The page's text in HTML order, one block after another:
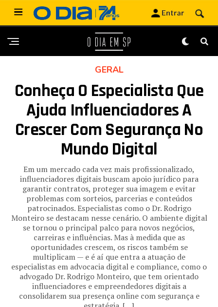
GERAL
Conheça O Especialista Que
Ajuda Influenciadores A
Crescer Com Segurança No
Mundo Digital
Em um mercado cada vez mais profissionalizado,
influenciadores digitais buscam apoio jurídico para
garantir contratos, proteger sua imagem e evitar
problemas com sorteios, parcerias e conteúdos
patrocinados. Especialistas como o Dr. Rodrigo
Monteiro se destacam nesse cenário. O ambiente digital
se tornou o principal palco para novos negócios,
carreiras e influências. Mas à medida que as
oportunidades crescem, os riscos também se
multiplicam — e é aí que entra a atuação de
especialistas em advocacia digital e compliance, como o
advogado Dr. Rodrigo Monteiro, que tem orientado
influenciadores e empreendedores digitais a
consolidarem sua presença online com segurança e